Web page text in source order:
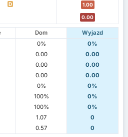
D 1.00
0.00
Dom
Wyjazd
0%
0%
0.00
0.00
0.00
0.00
0.00
0.00
0%
0%
100%
0%
100%
0%
1.07
0
0.57 0